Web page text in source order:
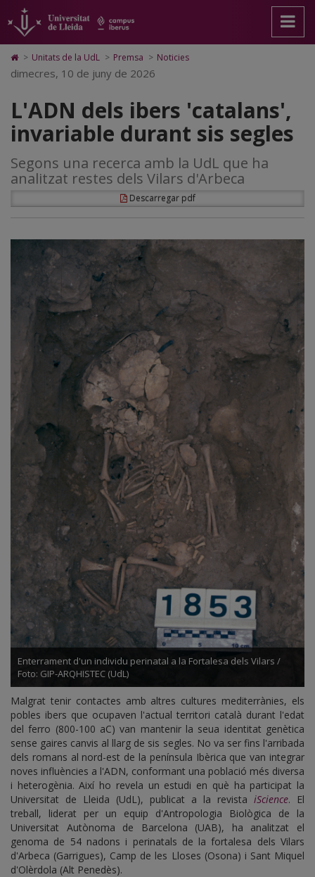
L'ADN
dels
ibers
'catalans',
invariable
durant
sis
segles
pàgina
principal.
Universitat
Lleida
contingut
principal
Mapa
Web.
Universitat
Cerca
Accessibilitat.
Universitat
Lleida
Icono
de
Home
a
la
página
inicio
> Unitats de la UdL > Premsa > Noticies
dimecres, 10 de juny de 2026
L'ADN dels ibers 'catalans',
invariable durant sis segles
Segons una recerca amb la UdL que ha
analitzat restes dels Vilars d'Arbeca
Descarregar pdf
Enterrament d'un individu perinatal a la Fortalesa dels Vilars /
Foto: GIP-ARQHISTEC (UdL)
Malgrat tenir contactes amb altres cultures mediterrànies, els
pobles ibers que ocupaven l'actual territori català durant l'edat
del ferro (800-100 aC) van mantenir la seua identitat genètica
sense gaires canvis al llarg de sis segles. No va ser fins l'arribada
dels romans al nord-est de la península Ibèrica que van integrar
noves influències a l'ADN, conformant una població més diversa
i heterogènia. Així ho revela un estudi en què ha participat la
Universitat de Lleida (UdL), publicat a la revista iScience. El
treball, liderat per un equip d'Antropologia Biològica de la
Universitat Autònoma de Barcelona (UAB), ha analitzat el
genoma de 54 nadons i perinatals de la fortalesa dels Vilars
d'Arbeca (Garrigues), Camp de les Lloses (Osona) i Sant Miquel
d'Olèrdola (Alt Penedès).